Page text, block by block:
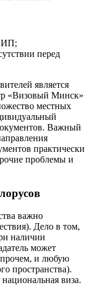
ИП;
перед
является
«Визовый Минск»
местных
Важный
практически
проблемы и
важно
Дело в том,
наличии
может
и любую
пространства).
виза.